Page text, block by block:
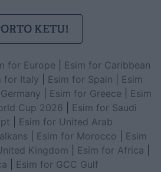
for Europe
Esim for Caribbean
for Italy Esim for Spain
Esim
Esim for Greece
Esim
Cup 2026
Esim for Saudi
Esim for United Arab
Esim for Morocco
Esim
Kingdom Esim for Africa
Esim for GCC Gulf